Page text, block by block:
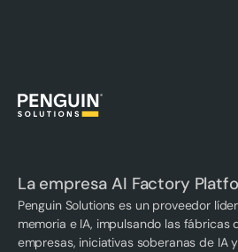
La empresa AI Factory
Penguin Solutions es un proveedor
memoria e IA, impulsando las fábricas
empresas, iniciativas soberanas de IA